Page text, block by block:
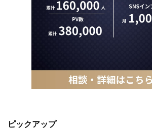
ピックアップ